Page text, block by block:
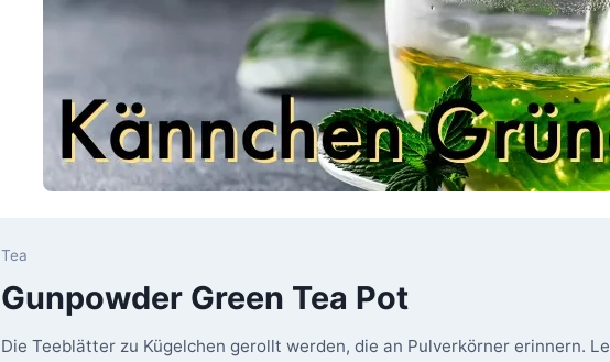
Tea
Gunpowder Green Tea Pot
Die Teeblätter zu Kügelchen gerollt werden, die an Pulverkörner erinnern.